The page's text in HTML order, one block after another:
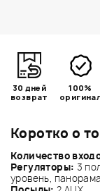
Коротко о
Количество
Регуляторы: 3
уровень, панорама
30 дней
возврат
100%